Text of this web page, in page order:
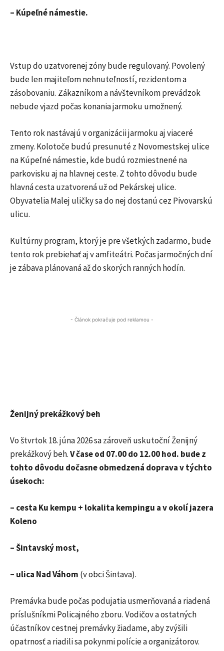
– Kúpeľné námestie.
Vstup do uzatvorenej zóny bude regulovaný. Povolený
bude len majiteľom nehnuteľností, rezidentom a
zásobovaniu. Zákazníkom a návštevníkom prevádzok
nebude vjazd počas konania jarmoku umožnený.
Tento rok nastávajú v organizácii jarmoku aj viaceré
zmeny. Kolotoče budú presunuté z Novomestskej ulice
na Kúpeľné námestie, kde budú rozmiestnené na
parkovisku aj na hlavnej ceste. Z tohto dôvodu bude
hlavná cesta uzatvorená už od Pekárskej ulice.
Obyvatelia Malej uličky sa do nej dostanú cez Pivovarskú
ulicu.
Kultúrny program, ktorý je pre všetkých zadarmo, bude
tento rok prebiehať aj v amfiteátri. Počas jarmočných dní
je zábava plánovaná až do skorých ranných hodín.
- Článok pokračuje pod reklamou -
Ženijný prekážkový beh
Vo štvrtok 18. júna 2026 sa zároveň uskutoční Ženijný
prekážkový beh.V čase od 07.00 do 12.00 hod. bude z
tohto dôvodu dočasne obmedzená doprava v týchto
úsekoch:
– cesta Ku kempu + lokalita kempingu a v okolí jazera
Koleno
– Šintavský most,
– ulica Nad Váhom (v obci Šintava).
Premávka bude počas podujatia usmerňovaná a riadená
príslušníkmi Policajného zboru. Vodičov a ostatných
účastníkov cestnej premávky žiadame, aby zvýšili
opatrnosť a riadili sa pokynmi polície a organizátorov.